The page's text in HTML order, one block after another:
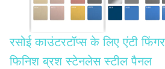
रसोई काउंटरटॉप्स के लिए एंटी
फिनिश ब्रश स्टेनलेस स्टील पैनल